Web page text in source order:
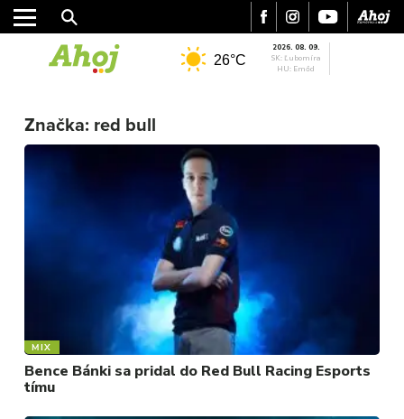
MESTO
REGIÓN
ŠPORT
KULTÚRA
FOTKY
VIDEO
26°C
2026. 08. 09.
SK: Ľubomíra
HU: Emőd
Značka: red bull
MIX
Bence Bánki sa pridal do Red Bull Racing Esports
tímu